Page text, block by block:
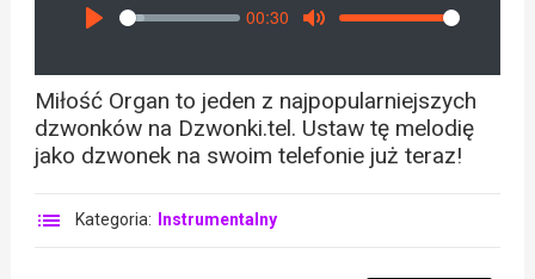
Seek
00:30
Volume
Miłość Organ to jeden z najpopularniejszych
dzwonków na Dzwonki.tel. Ustaw tę melodię
jako dzwonek na swoim telefonie już teraz!
Kategoria: Instrumentalny